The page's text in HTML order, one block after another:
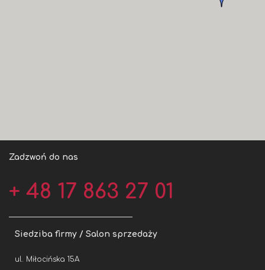
Zadzwoń do nas
+ 48 17 863 27 01
Siedziba firmy / Salon sprzedaży
ul. Miłocińska 15A